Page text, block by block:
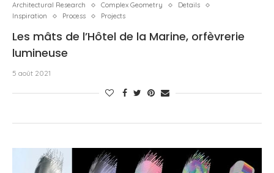
Architectural Research Complex Geometry
Details
Inspiration
Process Projects
Les mâts de l’Hôtel de la Marine, orfèvrerie
lumineuse
5 août 2021